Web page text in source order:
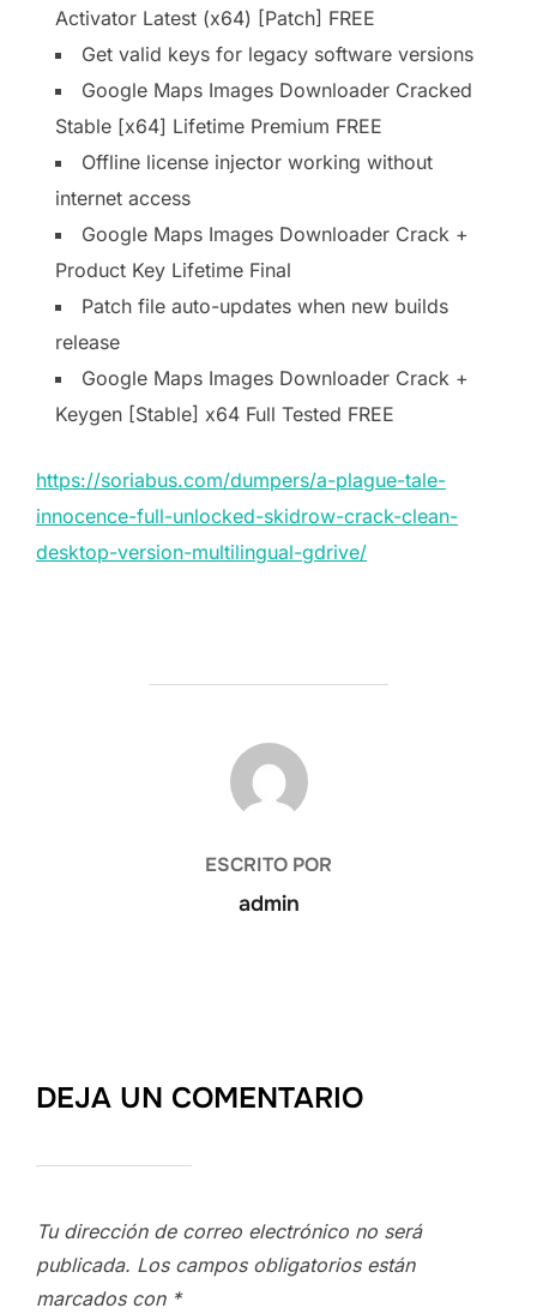
Activator Latest (x64) [Patch] FREE
Get valid keys for legacy software versions
Google Maps Images Downloader Cracked
Stable [x64] Lifetime Premium FREE
Offline license injector working without
internet access
Google Maps Images Downloader Crack +
Product Key Lifetime Final
Patch file auto-updates when new builds
release
Google Maps Images Downloader Crack +
Keygen [Stable] x64 Full Tested FREE
https://soriabus.com/dumpers/a-plague-tale-
innocence-full-unlocked-skidrow-crack-clean-
desktop-version-multilingual-gdrive/
AUTOR DE LA PUBLICACIÓN
ESCRITO POR
admin
DEJA UN COMENTARIO
Tu dirección de correo electrónico no será
publicada. Los campos obligatorios están
marcados con *